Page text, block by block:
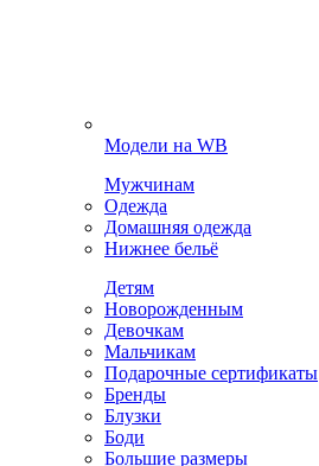
Модели на WB
Мужчинам
Одежда
Домашняя одежда
Нижнее бельё
Детям
Новорожденным
Девочкам
Мальчикам
Подарочные сертификаты
Бренды
Блузки
Боди
Большие размеры